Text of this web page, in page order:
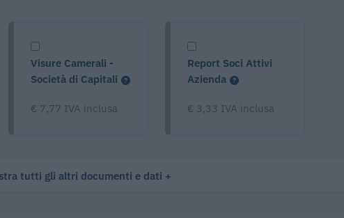
Visure Camerali -
Società di Capitali
€ 7,77 IVA inclusa
Report Soci Attivi
Azienda
€ 3,33 IVA inclusa
tutti gli altri documenti e dati